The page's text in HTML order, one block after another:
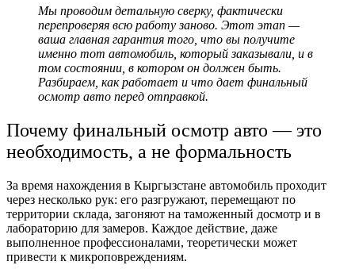
Мы проводим детальную сверку, фактически
перепроверяя всю работу заново. Этот этап —
ваша главная гарантия того, что вы получите
именно тот автомобиль, который заказывали, и в
том состоянии, в котором он должен быть.
Разбираем, как работает и что дает финальный
осмотр авто перед отправкой.
Почему финальный осмотр авто — это
необходимость, а не формальность
За время нахождения в Кыргызстане автомобиль проходит
через несколько рук: его разгружают, перемещают по
территории склада, загоняют на таможенный досмотр и в
лабораторию для замеров. Каждое действие, даже
выполненное профессионалами, теоретически может
привести к микроповреждениям.